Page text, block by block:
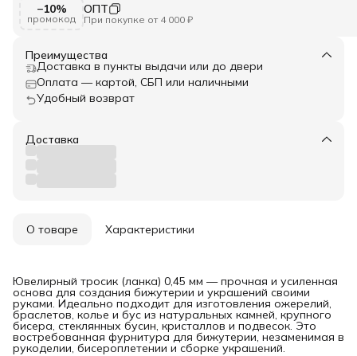
−10%
промокод
ОПТ
При покупке от 4 000 ₽
Преимущества
Доставка в пункты выдачи или до двери
Оплата — картой, СБП или наличными
Удобный возврат
Доставка
О товаре Характеристики
Ювелирный тросик (ланка) 0,45 мм — прочная и усиленная
основа для создания бижутерии и украшений своими
руками. Идеально подходит для изготовления ожерелий,
браслетов, колье и бус из натуральных камней, крупного
бисера, стеклянных бусин, кристаллов и подвесок. Это
востребованная фурнитура для бижутерии, незаменимая в
рукоделии, бисероплетении и сборке украшений.